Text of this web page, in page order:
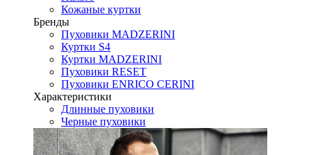
Кожаные куртки
Бренды
Пуховики MADZERINI
Куртки S4
Куртки MADZERINI
Пуховики RESET
Пуховики ENRICO CERINI
Характеристики
Длинные пуховики
Черные пуховики